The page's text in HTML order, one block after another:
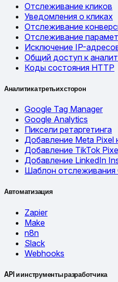
Отслеживание кликов
Уведомления о кликах
Отслеживание
Отслеживание
Исключение IP-
Общий доступ к
Коды состояния HTTP
Аналитика третьих сторон
Google Tag Manager
Google Analytics
Пиксели ретаргетинга
Добавление Meta Pixel
Добавление TikTok
Добавление LinkedIn
Шаблон отслеживания
Автоматизация
Zapier
Make
n8n
Slack
Webhooks
API и инструменты разработчика